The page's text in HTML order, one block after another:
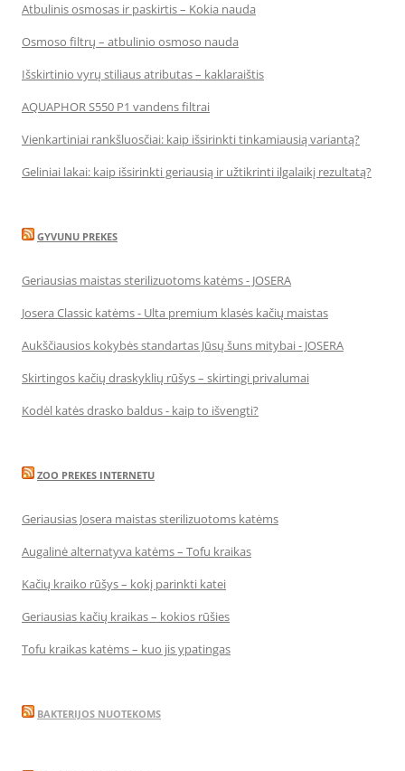
Atbulinis osmosas ir paskirtis – Kokia nauda
Osmoso filtrų – atbulinio osmoso nauda
Išskirtinio vyrų stiliaus atributas – kaklaraištis
AQUAPHOR S550 P1 vandens filtrai
Vienkartiniai rankšluosčiai: kaip išsirinkti tinkamiausią variantą?
Geliniai lakai: kaip išsirinkti geriausią ir užtikrinti ilgalaikį rezultatą?
GYVUNU PREKES
Geriausias maistas sterilizuotoms katėms - JOSERA
Josera Classic katėms - Ulta premium klasės kačių maistas
Aukščiausios kokybės standartas Jūsų šuns mitybai - JOSERA
Skirtingos kačių draskyklių rūšys – skirtingi privalumai
Kodėl katės drasko baldus - kaip to išvengti?
ZOO PREKES INTERNETU
Geriausias Josera maistas sterilizuotoms katėms
Augalinė alternatyva katėms – Tofu kraikas
Kačių kraiko rūšys – kokį parinkti katei
Geriausias kačių kraikas – kokios rūšies
Tofu kraikas katėms – kuo jis ypatingas
BAKTERIJOS NUOTEKOMS